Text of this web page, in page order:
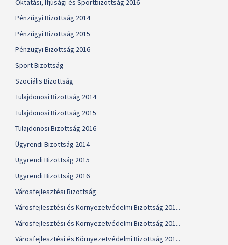
Oktatási, Ifjúsági és Sportbizottság 2016
Pénzügyi Bizottság 2014
Pénzügyi Bizottság 2015
Pénzügyi Bizottság 2016
Sport Bizottság
Szociális Bizottság
Tulajdonosi Bizottság 2014
Tulajdonosi Bizottság 2015
Tulajdonosi Bizottság 2016
Ügyrendi Bizottság 2014
Ügyrendi Bizottság 2015
Ügyrendi Bizottság 2016
Városfejlesztési Bizottság
Városfejlesztési és Környezetvédelmi Bizottság 201...
Városfejlesztési és Környezetvédelmi Bizottság 201...
Városfejlesztési és Környezetvédelmi Bizottság 201...